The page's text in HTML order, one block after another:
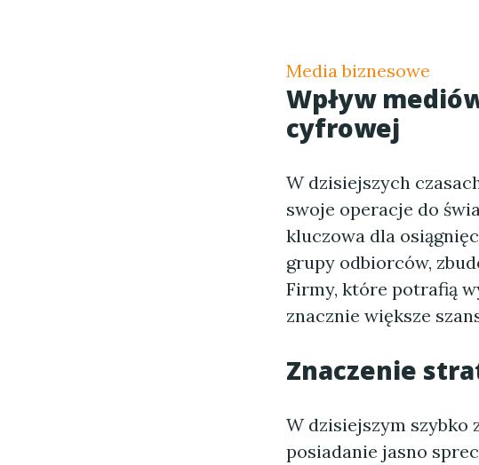
Media biznesowe
Wpływ
cyfrowej
W dzisiejszych
swoje operacje do
kluczowa dla
grupy odbiorców,
Firmy, które potrafią
znacznie większe
Znaczenie
W dzisiejszym szybko
posiadanie jasno